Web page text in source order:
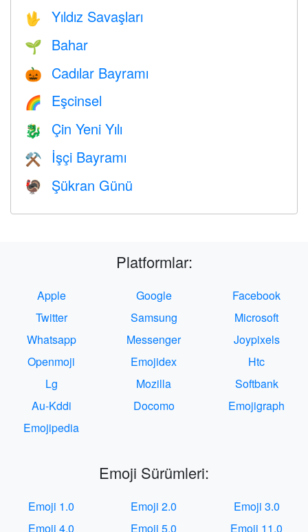
🖖 Yıldız Savaşları
🌱 Bahar
🎃 Cadılar Bayramı
🌈 Eşcinsel
🐉 Çin Yeni Yılı
⚒️ İşçi Bayramı
🦃 Şükran Günü
Platformlar:
Apple Google
Facebook
Twitter
Samsung
Microsoft
Whatsapp
Messenger
Joypixels
Openmoji
Emojidex
Htc
Lg
Mozilla
Softbank
Au-Kddi
Docomo
Emojigraph
Emojipedia
Emoji Sürümleri:
Emoji 1.0 Emoji 2.0
Emoji 3.0
Emoji 4.0
Emoji 5.0 Emoji 11.0